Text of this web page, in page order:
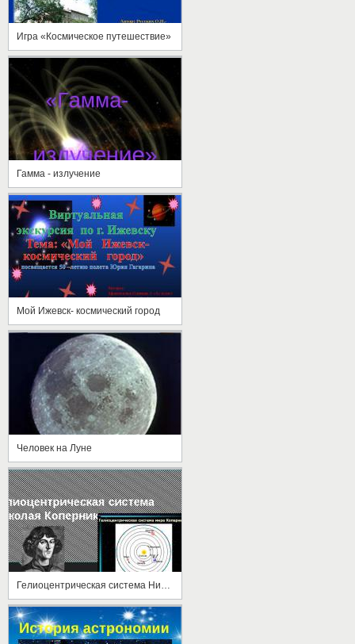
Игра «Космическое путешествие»
Гамма - излучение
Мой Ижевск- космический город
Человек на Луне